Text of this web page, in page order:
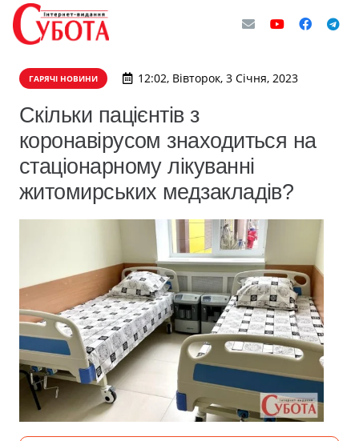
ГАРЯЧІ НОВИНИ 12:02, Вівторок, 3 Січня, 2023
Скільки пацієнтів з
коронавірусом знаходиться на
стаціонарному лікуванні
житомирських медзакладів?